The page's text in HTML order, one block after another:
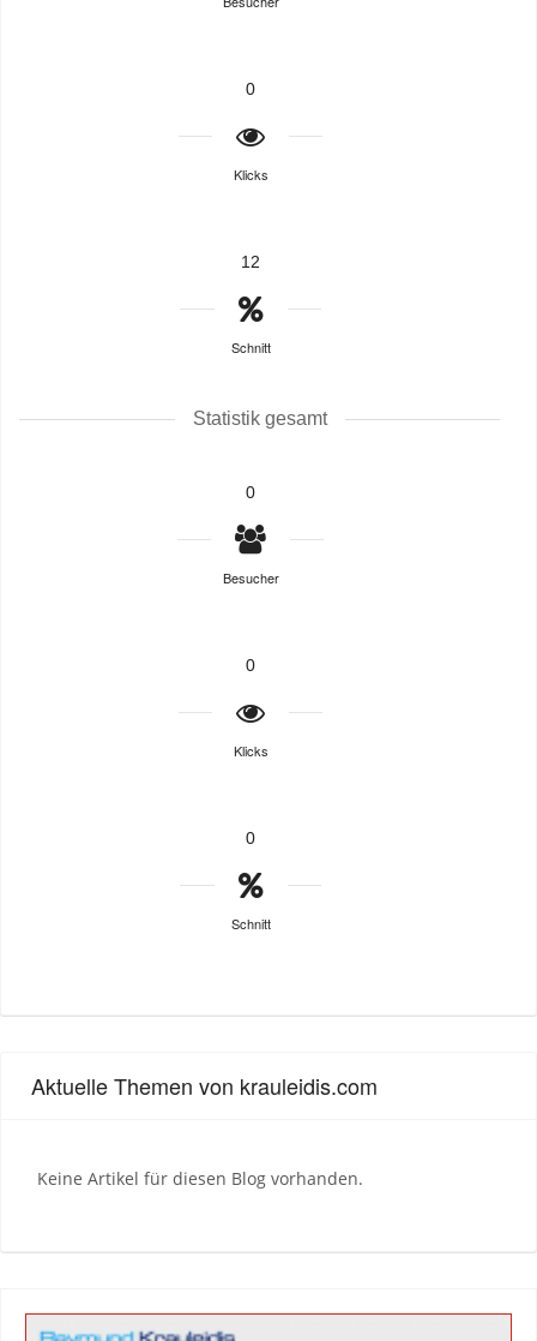
0
Klicks
12
Schnitt
Statistik gesamt
0
Besucher
0
Klicks
0
Schnitt
Aktuelle Themen von krauleidis.com
Keine Artikel für diesen Blog vorhanden.